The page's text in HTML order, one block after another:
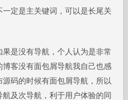
定是主关键词，可以是长尾关
是没有导航，个人认为是非常
博客没有面包屑导航我自己也感
码的时候有面包屑导航，所以
及次导航，利于用户体验的同